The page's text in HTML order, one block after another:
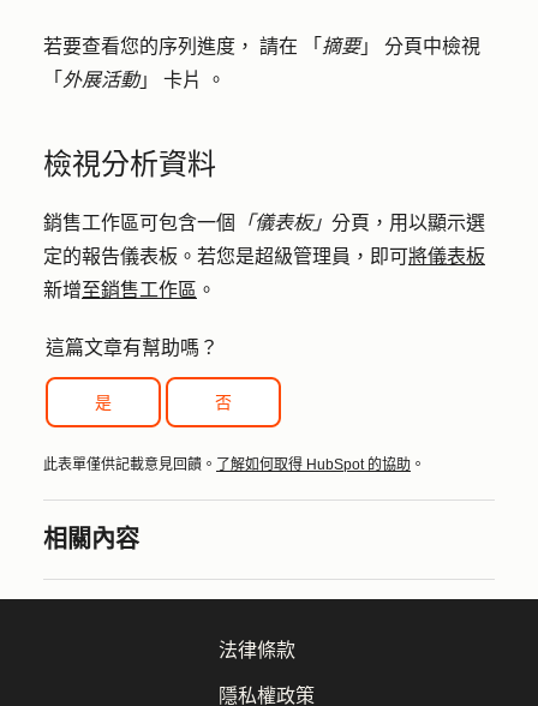
若要查看您的序列進度， 請在 「 摘要」 分頁中檢視
「 外展活動」 卡片 。
檢視分析資料
銷售工作區可包含一個 「儀表板」 分頁，用以顯示選
定的報告儀表板。若您是超級管理員，即可將儀表板
新增至銷售工作區 。
這篇文章有幫助嗎？
是 否
此表單僅供記載意見回饋。 了解如何取得 HubSpot 的協助 。
相關內容
法律條款
隱私權政策